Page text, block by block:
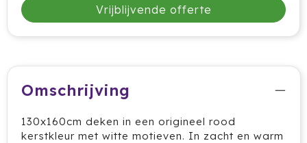
Fitz Living
Fresh 'n Rebel
Gusta
Vrijblijvende offerte
Omschrijving
130x160cm deken in een origineel rood
kerstkleur met witte motieven. In zacht en warm